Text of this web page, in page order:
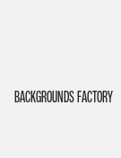
BACKGROUNDS FACTORY